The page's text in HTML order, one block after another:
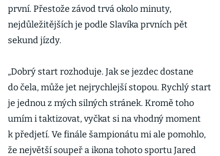
první. Přestože závod trvá okolo minuty,
nejdůležitějších je podle Slavíka prvních pět
sekund jízdy.
„Dobrý start rozhoduje. Jak se jezdec dostane
do čela, může jet nejrychlejší stopou. Rychlý start
je jednou z mých silných stránek. Kromě toho
umím i taktizovat, vyčkat si na vhodný moment
k předjetí. Ve finále šampionátu mi ale pomohlo,
že největší soupeř a ikona tohoto sportu Jared